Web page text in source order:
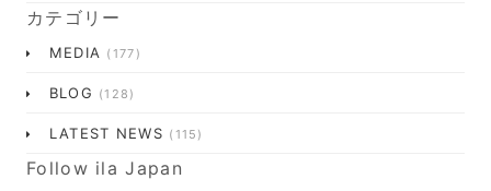
カテゴリー
MEDIA (177)
BLOG (128)
LATEST NEWS (115)
Follow ila Japan